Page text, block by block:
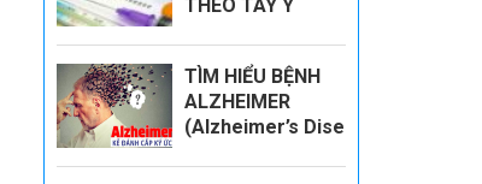
THEO TÂY Y
TÌM HIỂU BỆNH
ALZHEIMER
(Alzheimer’s Dise